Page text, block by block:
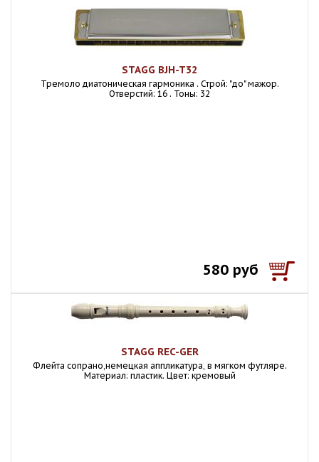
STAGG BJH-T32
Тремоло диатоническая гармоника . Строй: "до" мажор.
Отверстий: 16 . Тоны: 32
580 руб
STAGG REC-GER
Флейта сопрано,немецкая аппликатура, в мягком футляре.
Материал: пластик. Цвет: кремовый